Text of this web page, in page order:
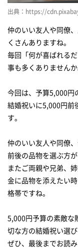
【花由】花瓶い
プリザーブドフ
結婚祝いに渡した
忙しいあなたに
ピエール・エル
記念日に最高級
総合版カタログ
【DEAN &
結婚生活でも実用
手軽に厚焼きホ
予算5,000円で新婚
衛生的で便利な
出典：https://
仲のいい友人や同僚
くさんありますね。
毎回「何が喜ばれる
事も多くありませんか
今回は、予算5,000円
結婚祝いに5,000円前
す。
仲のいい友人や同僚
前後の品物を選ぶ方が
またご両親や兄弟、
金に品物を添えたい
格帯ですね。
5,000円予算の素敵な
切な方の結婚祝い選
ぜひ、最後までお読み